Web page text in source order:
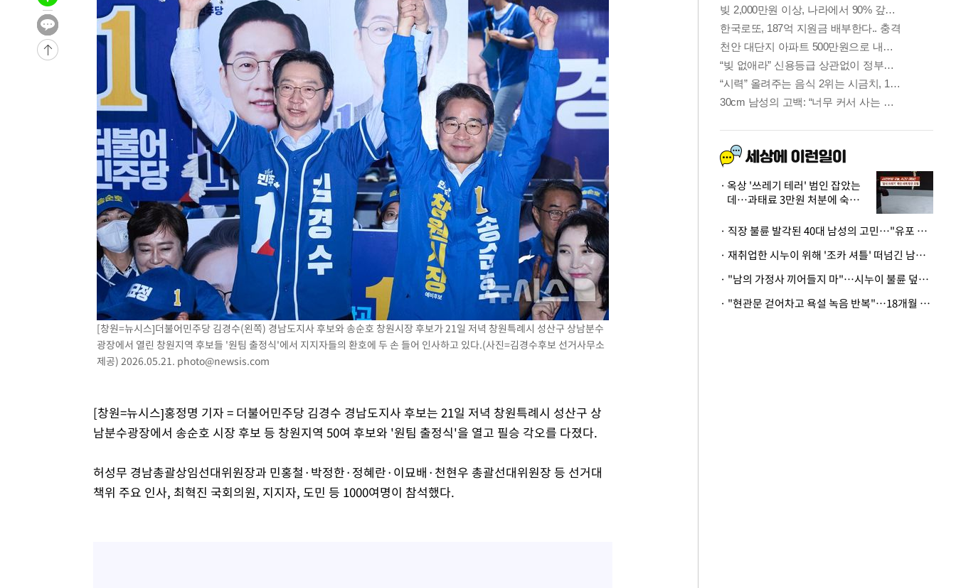
-28335초 전 >
[속보]규제합리화위원회 부위원장에 김태유 서울대 공대 교수…이
병태 후임
-24693초 전 >
[속보]국힘 윤리위, '돌려차기 발언' 진종오·서범수 징계 절차 개시
-20018초 전 >
[속보] 7월 중국 수출 23.9%↑ 수입 27.5%↑…무역총액
25.3%↑
[속보]'채상병 순직 책임' 임성근, 항소심도 징역 3년
[속보]종합특검, '관저이전 봐주기 감사' 유병호 구속기소
민주 콩고 에볼라환자 4천명 돌파, 4053명 발생 1850명 사망
[속보]'300억원대 사기 혐의' 차가원 대표 구속 송치
"미 전국적 살모네라 식중독 원인은 멕시코산 할라피뇨"-- CDC
[속보]경찰·노동부, HL만도 평택사업장 끼임 사망 관련 압수수색
[속보]합수본, '투표율 허위 입력' 중앙·서울·경기도 선관위 등 9곳
[속보]원·달러 환율, 오전 9시 1423.8원
[속보]삼성전자·SK하이닉스 동반 강보합…1%대 상승 출발
[속보]코스닥, 5.95포인트(0.74%) 상승한 807.62개장
[속보]코스피, 6300선 재탈환…1.09% 오른 6365.07 개장
시리아 다마스쿠스 교외에서 미니버스 폭발.. 14명 부상, 3명은 중태
입추에도 극한더위…서울 낮 39도 '폭염중대경보'
이란, 호르무즈서 "적국 목표물들"과 대치로 남부 케슘섬에서 두차
[창원=뉴시스]더불어민주당 김경수(왼쪽) 경남도지사 후보와 송순호 창원시장 후보가 21일 저녁 창원특례시 성산구 상남분수
광장에서 열린 창원지역 후보들 '원팀 출정식'에서 지지자들의 환호에 두 손 들어 인사하고 있다.(사진=김경수후보 선거사무소
제공) 2026.05.21. photo@newsis.com
[창원=뉴시스]홍정명 기자 = 더불어민주당 김경수 경남도지사 후보는 21일 저녁 창원특례시 성산구 상
남분수광장에서 송순호 시장 후보 등 창원지역 50여 후보와 '원팀 출정식'을 열고 필승 각오를 다졌다.
허성무 경남총괄상임선대위원장과 민홍철·박정한·정혜란·이묘배·천현우 총괄선대위원장 등 선거대
책위 주요 인사, 최혁진 국회의원, 지지자, 도민 등 1000여명이 참석했다.
옥상 '쓰레기 테러' 범인 잡았는
데…과태료 3만원 처분에 숙박업
· 직장 불륜 발각된 40대 남성의 고민…"유포 동료 명예훼손·협박죄 고소 가능할까"
· 재취업한 시누이 위해 '조카 셔틀' 떠넘긴 남편…아내 "난 못한다"
· "남의 가정사 끼어들지 마"…시누이 불륜 덮으려는 남편에 억울한 아내
· "현관문 걷어차고 욕설 녹음 반복"…18개월 아기 키우는 집 뒤흔든 '앞집의 비극'